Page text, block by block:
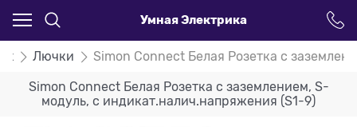
Умная Электрика
Лючки Simon Connect Белая Розетка с
Simon Connect Белая Розетка с заземлением, S-
модуль, с индикат.налич.напряжения (S1-9)